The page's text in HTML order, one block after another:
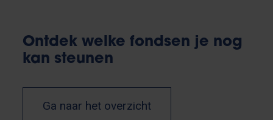
Ontdek welke fondsen je nog
kan steunen
Ga naar het overzicht